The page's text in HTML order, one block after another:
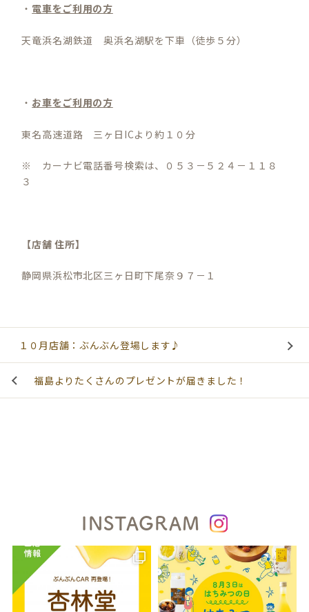
・ 電車をご利用の方
天竜浜名湖鉄道 奥浜名湖駅を下車（徒歩５分）
・ お車をご利用の方
東名高速道路 三ヶ日ICより約１０分
※ カーナビ電話番号検索は、０５３－５２４－１１８
３
【店舗 住所】
静岡県浜松市北区三ヶ日町下尾奈９７－１
１０月店舗：ぶんぶん登場します♪
福島よりたくさんのプレゼントが届きました！
INSTAGRAM